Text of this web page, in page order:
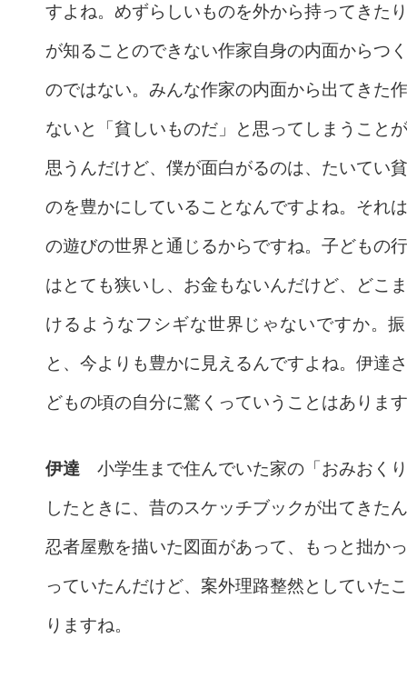
すよね。めずらしいものを外から持ってきた
が知ることのできない作家自身の内面からつ
のではない。みんな作家の内面から出てきた
ないと「貧しいものだ」と思ってしまうこと
思うんだけど、僕が面白がるのは、たいてい
のを豊かにしていることなんですよね。それ
の遊びの世界と通じるからですね。子どもの
はとても狭いし、お金もないんだけど、どこ
けるようなフシギな世界じゃないですか。
と、今よりも豊かに見えるんですよね。伊達
どもの頃の自分に驚くっていうことはありま
伊達 小学生まで住んでいた家の「おみおく
したときに、昔のスケッチブックが出てきた
忍者屋敷を描いた図面があって、もっと拙か
っていたんだけど、案外理路整然としていた
りますね。